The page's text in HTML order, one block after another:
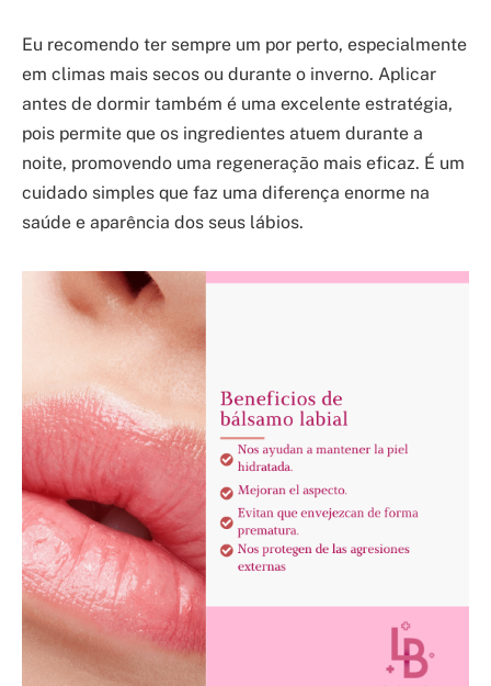
Eu recomendo ter sempre um por perto, especialmente
em climas mais secos ou durante o inverno. Aplicar
antes de dormir também é uma excelente estratégia,
pois permite que os ingredientes atuem durante a
noite, promovendo uma regeneração mais eficaz. É um
cuidado simples que faz uma diferença enorme na
saúde e aparência dos seus lábios.